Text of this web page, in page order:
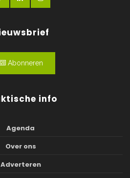
Abonneren
info
Agenda
Over ons
Adverteren